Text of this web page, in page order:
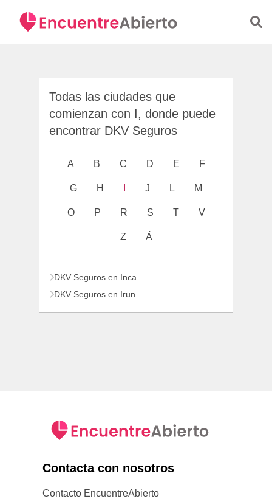
Todas las ciudades que
comienzan con I, donde puede
encontrar DKV Seguros
A B C D E F
G H J L M
O P R S T V
Z Á
DKV Seguros en Inca
DKV Seguros en Irun
Contacta con nosotros
Contacto EncuentreAbierto